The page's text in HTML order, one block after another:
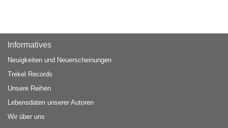
Informatives
Neuigkeiten und Neuerscheinungen
Trekel Records
Unsere Reihen
Lebensdaten unserer Autoren
Wir über uns